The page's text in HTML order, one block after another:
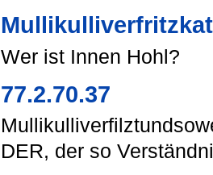
Wer ist Innen Hohl?
77.2.70.37
DER, der so